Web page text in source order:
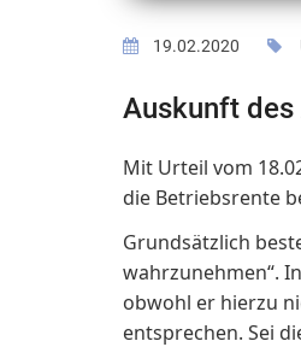
19.02.2020
Auskunft
Mit Urteil vom
die Betriebsrente
Grundsätzlich
wahrzunehmen“.
obwohl er hierzu
entsprechen. Sei